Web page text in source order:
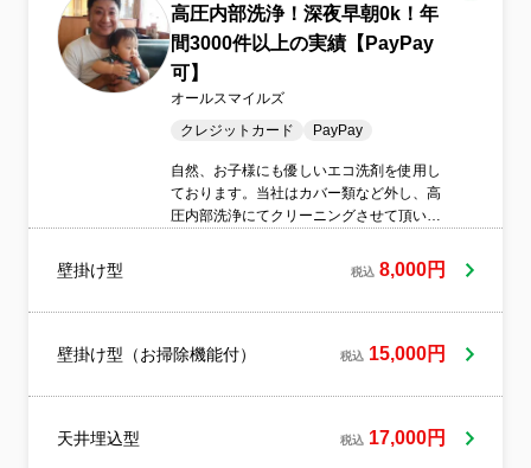
高圧内部洗浄！深夜早朝0k！年
間3000件以上の実績【PayPay
可】
オールスマイルズ
クレジットカード
PayPay
自然、お子様にも優しいエコ洗剤を使用し
ております。当社はカバー類など外し、高
圧内部洗浄にてクリーニングさせて頂いて
せません。見えないところにもカビは繁殖
しております。年に一度はエアコンクリー
盟店！
壁掛け型 税込 8,000円
壁掛け型（お掃除機能付） 税込 15,000円
天井埋込型 税込 17,000円